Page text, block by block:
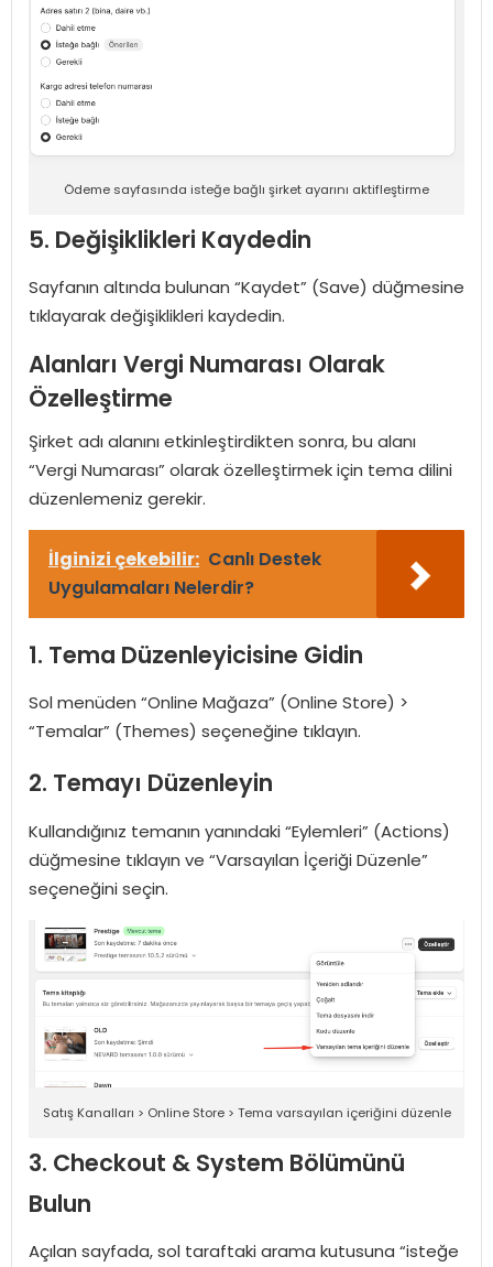
Ödeme sayfasında isteğe bağlı şirket ayarını aktifleştirme
5. Değişiklikleri Kaydedin
Sayfanın altında bulunan “Kaydet” (Save) düğmesine
tıklayarak değişiklikleri kaydedin.
Alanları Vergi Numarası Olarak
Özelleştirme
Şirket adı alanını etkinleştirdikten sonra, bu alanı
“Vergi Numarası” olarak özelleştirmek için tema dilini
düzenlemeniz gerekir.
İlginizi çekebilir: Canlı Destek
Uygulamaları Nelerdir?
1. Tema Düzenleyicisine Gidin
Sol menüden “Online Mağaza” (Online Store) >
“Temalar” (Themes) seçeneğine tıklayın.
2. Temayı Düzenleyin
Kullandığınız temanın yanındaki “Eylemleri” (Actions)
düğmesine tıklayın ve “Varsayılan İçeriği Düzenle”
seçeneğini seçin.
Satış Kanalları > Online Store > Tema varsayılan içeriğini düzenle
3. Checkout & System Bölümünü
Bulun
Açılan sayfada, sol taraftaki arama kutusuna “isteğe